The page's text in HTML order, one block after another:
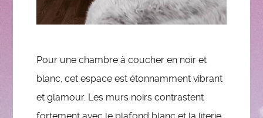
Pour une chambre à coucher en noir et
blanc, cet espace est étonnamment vibrant
et glamour. Les murs noirs contrastent
fortement avec le plafond blanc et la literie